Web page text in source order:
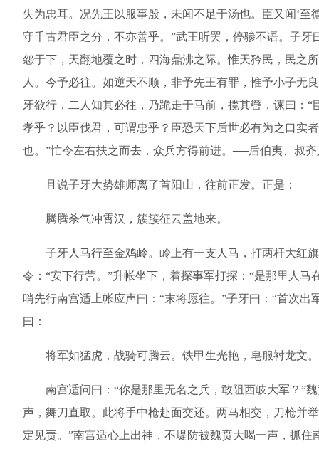
失为忠耳。况先王以服事殷，未闻不足于汤也。臣又闻‘
守千古君臣之分，不亦善乎。”武王听罢，停骖不语。子
怨于下，天翻地覆之时，四海鼎沸之际。惟天矜民，民之
人。今予必往。如逆天不顺，非予先王有罪，惟予小子无
牙欲行，二人知其必往，乃跪走于马前，揽其辔，谏曰：
孝乎？以臣伐君，可谓忠乎？臣恐天下后世必有为之口实
也。”忙令左右扶之而去，众兵方得前进。──后伯夷、叔
且说子牙大势雄师离了首阳山，往前正发。正是：
腾腾杀气冲霄汉，簇簇征云盖地来。
子牙人马行至金鸡岭。岭上有一支人马，打两杆大红旗
令：“安下行营。”升帐坐下，着探事军打探：“是那里人
哨先行南宫适上帐应声曰：“末将愿往。”子牙曰：“首次
曰：
将军如猛虎，战骑可腾云。铁甲生光艳，皂服衬龙文。
南宫适问曰：“你是那里无名之兵，敢阻西岐大军？”魏
声，舞刀直取。此将手中枪赴面交还。两马相交，刀枪并
定见责。”南宫适心上出神，不堤防被魏贲大喝一声，抓